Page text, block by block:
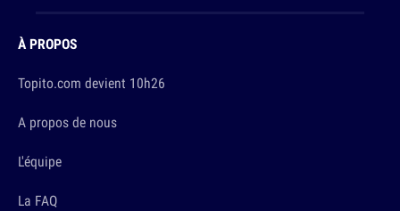
À PROPOS
Topito.com devient 10h26
A propos de nous
L'équipe
La FAQ